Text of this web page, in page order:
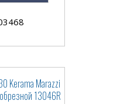
Kerama Marazzi
13046R